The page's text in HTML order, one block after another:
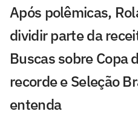
Após polêmicas,
dividir parte da
Buscas sobre Copa
recorde e Seleção
entenda